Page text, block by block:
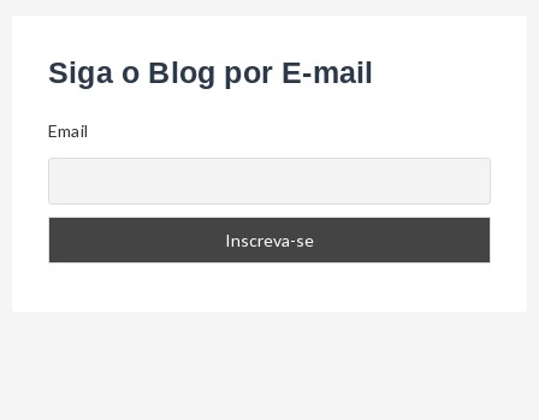
Siga o Blog por E-mail
Email